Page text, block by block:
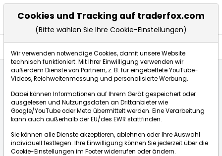
GNW-Stimmrechte: Deutsche Lufthansa AG: Veröffent...
dpa-AFX Compact
ÜBERSICHT DPA-AFX PROFEED
DPA-AFX COMPACT
Cookies und Tracking auf traderfox.com
(Bitte wählen Sie Ihre Cookie-Einstellungen)
Wir verwenden notwendige Cookies, damit unsere Website
technisch funktioniert. Mit Ihrer Einwilligung verwenden wir
außerdem Dienste von Partnern, z. B. für eingebettete YouTube-
Videos, Reichweitenmessung und personalisierte Werbung.
Dabei können Informationen auf Ihrem Gerät gespeichert oder
ausgelesen und Nutzungsdaten an Drittanbieter wie
Google/YouTube oder Meta übermittelt werden. Eine Verarbeitung
kann auch außerhalb der EU/des EWR stattfinden.
Sie können alle Dienste akzeptieren, ablehnen oder Ihre Auswahl
individuell festlegen. Ihre Einwilligung können Sie jederzeit über die
Cookie-Einstellungen im Footer widerrufen oder ändern.